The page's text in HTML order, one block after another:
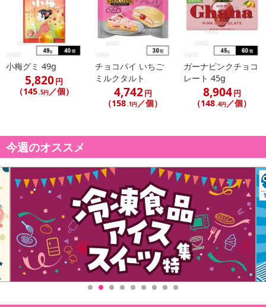
小梅グミ 49g
5,820円
（145.5円／個）
チョコパイ いちご
ミルクタルト
4,742円
（158.1円／個）
ガーナピンクチョコ
レート 45g
8,904円
（148.4円／個）
今週のオススメ